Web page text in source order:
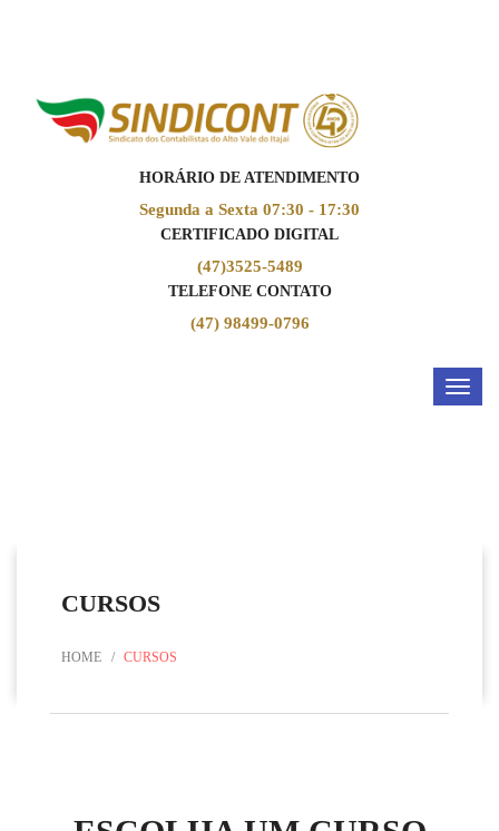
HORÁRIO DE ATENDIMENTO
Segunda a Sexta 07:30 - 17:30
CERTIFICADO DIGITAL
(47)3525-5489
TELEFONE CONTATO
(47) 98499-0796
Toggle
CURSOS
HOME CURSOS